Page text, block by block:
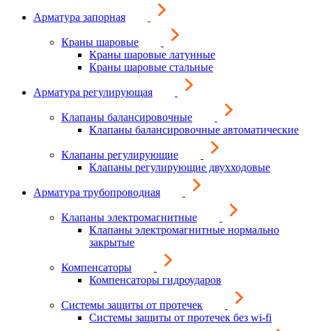
Арматура запорная
Краны шаровые
Краны шаровые латунные
Краны шаровые стальные
Арматура регулирующая
Клапаны балансировочные
Клапаны балансировочные автоматические
Клапаны регулирующие
Клапаны регулирующие двухходовые
Арматура трубопроводная
Клапаны электромагнитные
Клапаны электромагнитные нормально
закрытые
Компенсаторы
Компенсаторы гидроударов
Системы защиты от протечек
Системы защиты от протечек без wi-fi